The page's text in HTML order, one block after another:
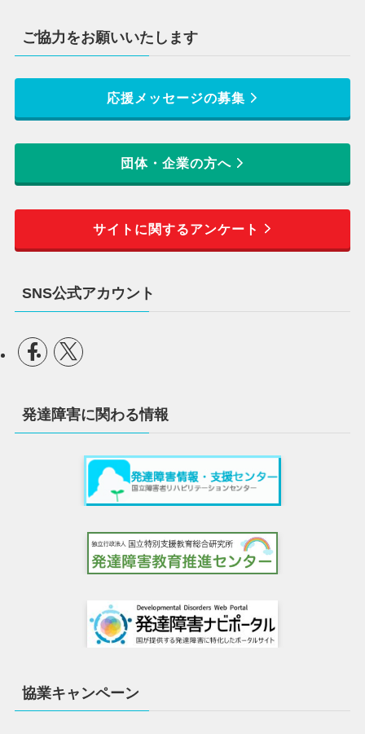
ご協力をお願いいたします
応援メッセージの募集
団体・企業の方へ
サイトに関するアンケート
SNS公式アカウント
発達障害に関わる情報
協業キャンペーン